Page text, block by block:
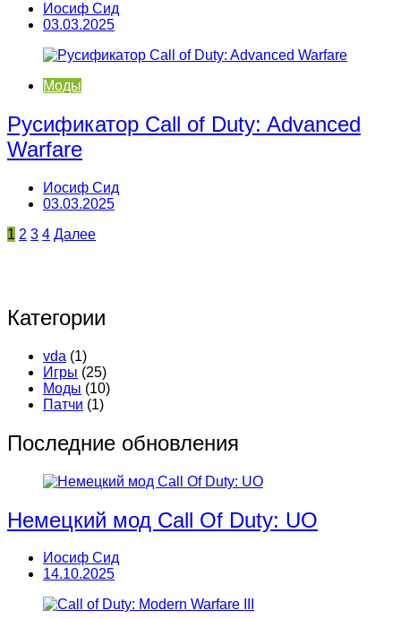
Иосиф Сид
03.03.2025
Моды
Русификатор Call of Duty: Advanced
Warfare
Иосиф Сид
03.03.2025
Пагинация
1 2 3 4 Далее
Категории
vda (1)
Игры (25)
Моды (10)
Патчи (1)
Последние обновления
Немецкий мод Call Of Duty: UO
Иосиф Сид
14.10.2025